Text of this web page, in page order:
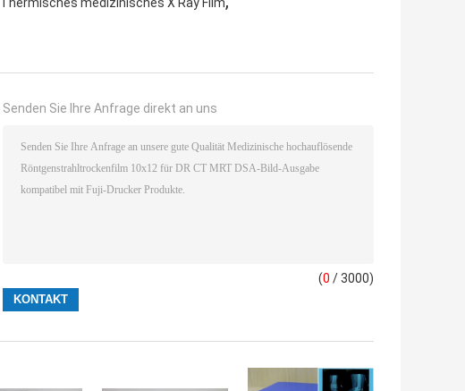
Thermisches medizinisches X Ray Film
Senden Sie Ihre Anfrage direkt an uns
(0 / 3000)